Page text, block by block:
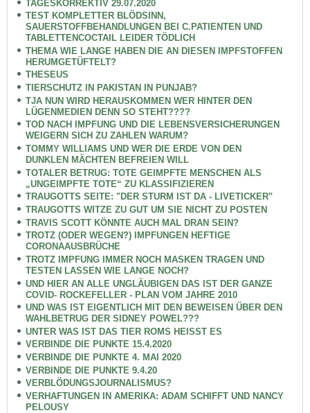
TAGESKORREKTIV 29.07.2020
TEST KOMPLETTER BLÖDSINN,
SAUERSTOFFBEHANDLUNGEN BEI C.PATIENTEN UND
TABLETTENCOCTAIL LEIDER TÖDLICH
THEMA WIE LANGE HABEN DIE AN DIESEN IMPFSTOFFEN
HERUMGETÜFTELT?
THESEUS
TIERSCHUTZ IN PAKISTAN IN PUNJAB?
TJA NUN WIRD HERAUSKOMMEN WER HINTER DEN
LÜGENMEDIEN DENN SO STEHT????
TOD NACH IMPFUNG UND DIE LEBENSVERSICHERUNGEN
WEIGERN SICH ZU ZAHLEN WARUM?
TOMMY WILLIAMS UND WER DIE ERDE VON DEN
DUNKLEN MÄCHTEN BEFREIEN WILL
TOTALER BETRUG: TOTE GEIMPFTE MENSCHEN ALS
„UNGEIMPFTE TOTE“ ZU KLASSIFIZIEREN
TRAUGOTTS SEITE: "DER STURM IST DA - LIVETICKER"
TRAUGOTTS WITZE ZU GUT UM SIE NICHT ZU POSTEN
TRAVIS SCOTT KÖNNTE AUCH MAL DRAN SEIN?
TROTZ (ODER WEGEN?) IMPFUNGEN HEFTIGE
CORONAAUSBRÜCHE
TROTZ IMPFUNG IMMER NOCH MASKEN TRAGEN UND
TESTEN LASSEN WIE LANGE NOCH?
UND HIER AN ALLE UNGLÄUBIGEN DAS IST DER GANZE
COVID- ROCKEFELLER - PLAN VOM JAHRE 2010
UND WAS IST EIGENTLICH MIT DEN BEWEISEN ÜBER DEN
WAHLBETRUG DER SIDNEY POWEL???
UNTER WAS IST DAS TIER ROMS HEISST ES
VERBINDE DIE PUNKTE 15.4.2020
VERBINDE DIE PUNKTE 4. MAI 2020
VERBINDE DIE PUNKTE 9.4.20
VERBLÖDUNGSJOURNALISMUS?
VERHAFTUNGEN IN AMERIKA: ADAM SCHIFFT UND NANCY
PELOUSY